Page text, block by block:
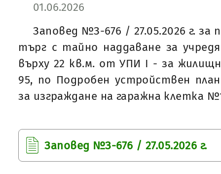
01.06.2026
Заповед №З-676 / 27.05.2026 г. за
търг с тайно наддаване за
върху 22 кв.м. от УПИ І - за
95, по Подробен устройствен
за изграждане на гаражна клетка
Заповед №З-676 / 27.05.2026 г.